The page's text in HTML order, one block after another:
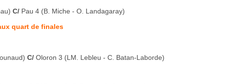
C/ Pau 4 (B. Miche - O. Landagaray)
quart de finales
C/ Oloron 3 (LM. Lebleu - C. Batan-Laborde)